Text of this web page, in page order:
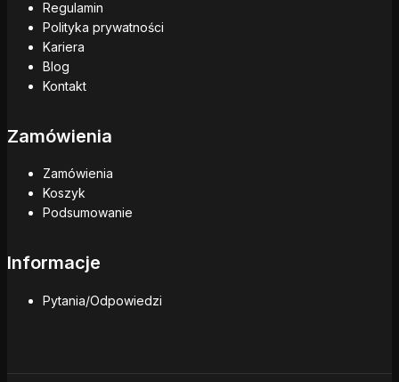
Regulamin
Polityka prywatności
Kariera
Blog
Kontakt
Zamówienia
Zamówienia
Koszyk
Podsumowanie
Informacje
Pytania/Odpowiedzi